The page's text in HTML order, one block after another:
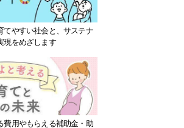
てやすい社会と、サステナ
現をめざします
費用やもらえる補助金・助